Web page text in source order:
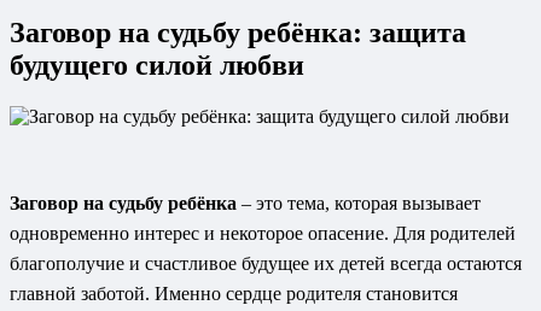
Заговор на судьбу ребёнка: защита
будущего силой любви
Заговор на судьбу ребёнка – это тема, которая вызывает
одновременно интерес и некоторое опасение. Для родителей
благополучие и счастливое будущее их детей всегда остаются
главной заботой. Именно сердце родителя становится